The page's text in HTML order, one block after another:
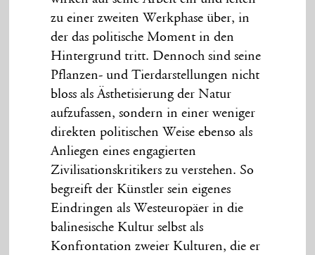
zu einer zweiten Werkphase über, in
der das politische Moment in den
Hintergrund tritt. Dennoch sind seine
Pflanzen- und Tierdarstellungen nicht
bloss als Ästhetisierung der Natur
aufzufassen, sondern in einer weniger
direkten politischen Weise ebenso als
Anliegen eines engagierten
Zivilisationskritikers zu verstehen. So
begreift der Künstler sein eigenes
Eindringen als Westeuropäer in die
balinesische Kultur selbst als
Konfrontation zweier Kulturen, die er